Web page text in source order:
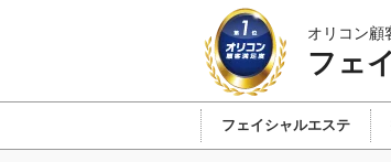
オリコン顧
フェ
フェイシャルエステ